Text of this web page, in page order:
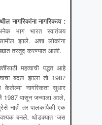
नागरिकांना नागरिकत्व:
भाग भारत स्वातंत्र्य
झाले. अशा लोकांना
तरतूद करण्यात आली.
महत्वाची पद्धत आहे
बदल झाला तो 1987
केलेल्या नागरिकता सुधार
1987 पासून जन्माला आले,
नाही तर पालकांपैकी एक
बनले. थोडक्यात ‘जस